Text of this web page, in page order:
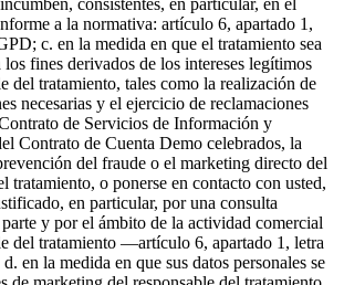
a la normativa: artículo 6, apartado 1,
c. en la medida en que el tratamiento sea
los fines derivados de los intereses legítimos
del tratamiento, tales como la realización de
necesarias y el ejercicio de reclamaciones
de Servicios de Información y
Contrato de Cuenta Demo celebrados, la
del fraude o el marketing directo del
tratamiento, o ponerse en contacto con usted,
en particular, por una consulta
y por el ámbito de la actividad comercial
del tratamiento —artículo 6, apartado 1, letra
en la medida en que sus datos personales se